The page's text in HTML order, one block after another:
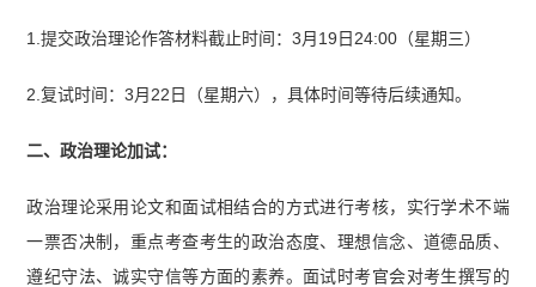
1.提交政治理论作答材料截止时间：3月19日24:00（星期三）
2.复试时间：3月22日（星期六），具体时间等待后续通知。
二、政治理论加试：
政治理论采用论文和面试相结合的方式进行考核，实行学术不端
一票否决制，重点考查考生的政治态度、理想信念、道德品质、
遵纪守法、诚实守信等方面的素养。面试时考官会对考生撰写的